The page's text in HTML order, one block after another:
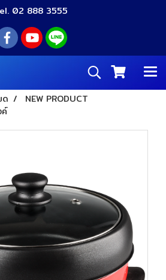
02 888 3555
ด
NEW PRODUCT
ค์